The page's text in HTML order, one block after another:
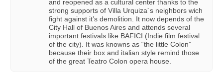
and reopened as a cultural center thanks to the
strong supports of Villa Urquiza´s neighbors wich
fight against it’s demolition. It now depends of the
City Hall of Buenos Aires and attends several
important festivals like BAFICI (Indie film festival
of the city). It was knowns as “the little Colon”
because their box and italian style remind those
of the great Teatro Colon opera house.